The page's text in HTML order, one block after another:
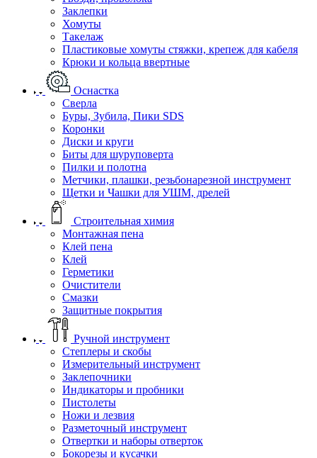
Заклепки
Хомуты
Такелаж
Пластиковые хомуты стяжки, крепеж для кабеля
Крюки и кольца ввертные
Оснастка
Сверла
Буры, Зубила, Пики SDS
Коронки
Диски и круги
Биты для шуруповерта
Пилки и полотна
Метчики, плашки, резьбонарезной инструмент
Щетки и Чашки для УШМ, дрелей
Строительная химия
Монтажная пена
Клей пена
Клей
Герметики
Очистители
Смазки
Защитные покрытия
Ручной инструмент
Степлеры и скобы
Измерительный инструмент
Заклепочники
Индикаторы и пробники
Пистолеты
Ножи и лезвия
Разметочный инструмент
Отвертки и наборы отверток
Бокорезы и кусачки